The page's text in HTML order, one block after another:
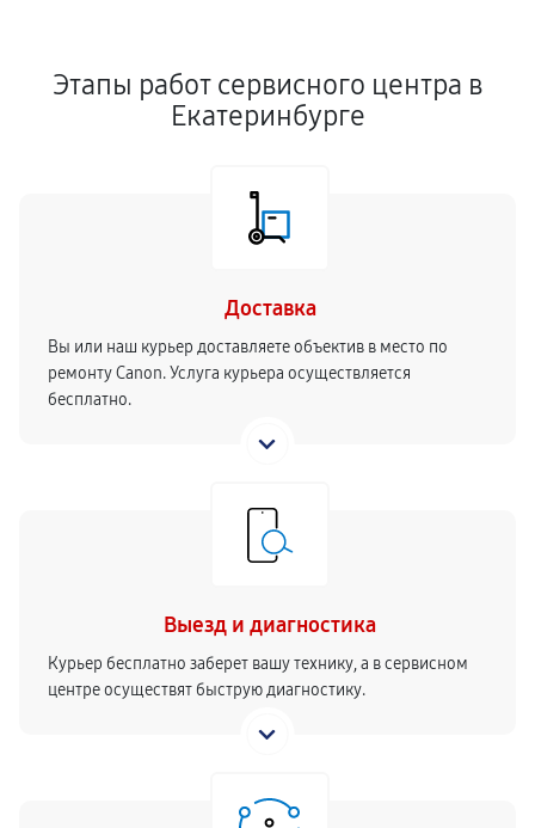
Этапы работ сервисного центра в
Екатеринбурге
Доставка
Вы или наш курьер доставляете объектив в место по
ремонту Canon. Услуга курьера осуществляется
бесплатно.
Выезд и диагностика
Курьер бесплатно заберет вашу технику, а в сервисном
центре осуществят быструю диагностику.